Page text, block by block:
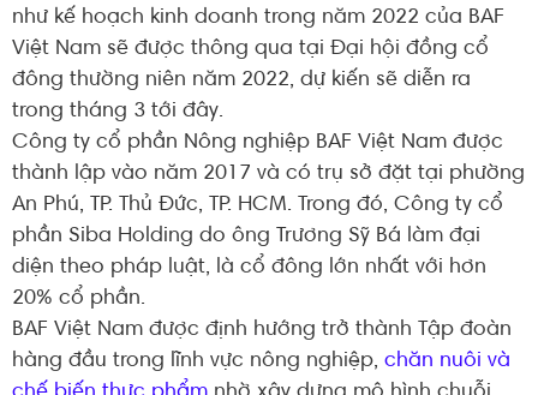
như kế hoạch kinh doanh trong năm 2022 của BAF
Việt Nam sẽ được thông qua tại Đại hội đồng cổ
đông thường niên năm 2022, dự kiến sẽ diễn ra
trong tháng 3 tới đây.
Công ty cổ phần Nông nghiệp BAF Việt Nam được
thành lập vào năm 2017 và có trụ sở đặt tại phường
An Phú, TP. Thủ Đức, TP. HCM. Trong đó, Công ty cổ
phần Siba Holding do ông Trương Sỹ Bá làm đại
diện theo pháp luật, là cổ đông lớn nhất với hơn
20% cổ phần.
BAF Việt Nam được định hướng trở thành Tập đoàn
hàng đầu trong lĩnh vực nông nghiệp, chăn nuôi và